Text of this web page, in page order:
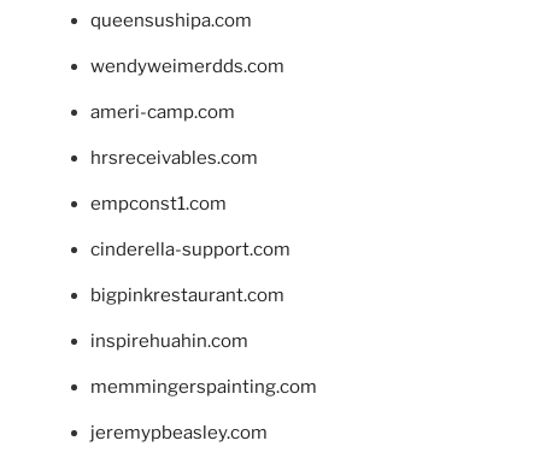
queensushipa.com
wendyweimerdds.com
ameri-camp.com
hrsreceivables.com
empconst1.com
cinderella-support.com
bigpinkrestaurant.com
inspirehuahin.com
memmingerspainting.com
jeremypbeasley.com